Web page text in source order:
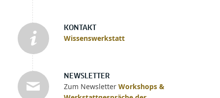
KONTAKT
Wissenswerkstatt
NEWSLETTER
Zum Newsletter Workshops &